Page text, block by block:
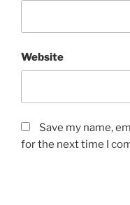
Website
Save my name,
for the next time I